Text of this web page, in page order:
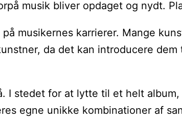
musik bliver opdaget og nydt.
musikernes karrierer. Mange
da det kan introducere
I stedet for at lytte til et helt
egne unikke kombinationer af